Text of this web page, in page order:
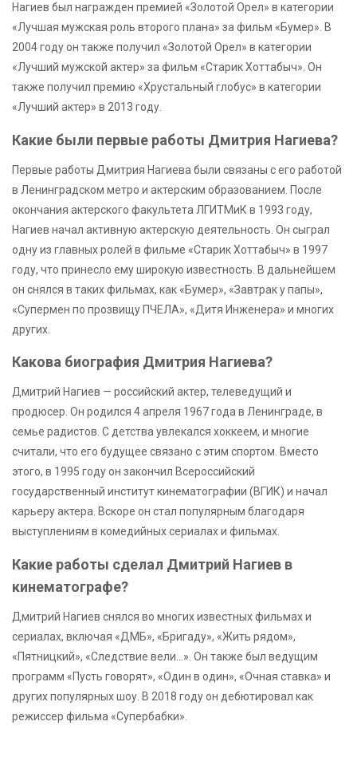
Нагиев был награжден премией «Золотой Орел» в категории
«Лучшая мужская роль второго плана» за фильм «Бумер». В
2004 году он также получил «Золотой Орел» в категории
«Лучший мужской актер» за фильм «Старик Хоттабыч». Он
также получил премию «Хрустальный глобус» в категории
«Лучший актер» в 2013 году.
Какие были первые работы Дмитрия Нагиева?
Первые работы Дмитрия Нагиева были связаны с его работой
в Ленинградском метро и актерским образованием. После
окончания актерского факультета ЛГИТМиК в 1993 году,
Нагиев начал активную актерскую деятельность. Он сыграл
одну из главных ролей в фильме «Старик Хоттабыч» в 1997
году, что принесло ему широкую известность. В дальнейшем
он снялся в таких фильмах, как «Бумер», «Завтрак у папы»,
«Супермен по прозвищу ПЧЕЛА», «Дитя Инженера» и многих
других.
Какова биография Дмитрия Нагиева?
Дмитрий Нагиев — российский актер, телеведущий и
продюсер. Он родился 4 апреля 1967 года в Ленинграде, в
семье радистов. С детства увлекался хоккеем, и многие
считали, что его будущее связано с этим спортом. Вместо
этого, в 1995 году он закончил Всероссийский
государственный институт кинематографии (ВГИК) и начал
карьеру актера. Вскоре он стал популярным благодаря
выступлениям в комедийных сериалах и фильмах.
Какие работы сделал Дмитрий Нагиев в
кинематографе?
Дмитрий Нагиев снялся во многих известных фильмах и
сериалах, включая «ДМБ», «Бригаду», «Жить рядом»,
«Пятницкий», «Следствие вели…». Он также был ведущим
программ «Пусть говорят», «Один в один», «Очная ставка» и
других популярных шоу. В 2018 году он дебютировал как
режиссер фильма «Супербабки».